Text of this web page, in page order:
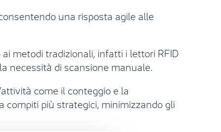
una risposta agile alle
metodi tradizionali, infatti i lettori RFID
necessità di scansione manuale.
come il conteggio e la
compiti più strategici, minimizzando gli